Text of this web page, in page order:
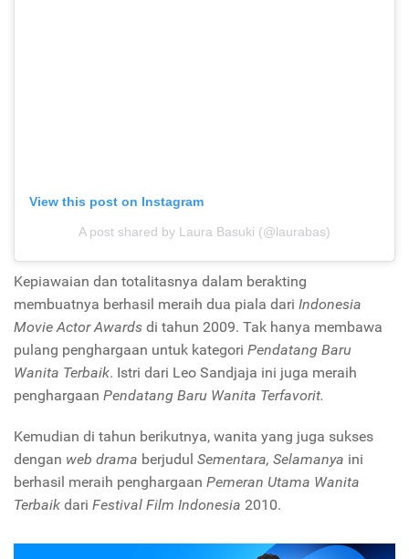
View this post on Instagram
A post shared by Laura Basuki (@laurabas)
Kepiawaian dan totalitasnya dalam berakting
membuatnya berhasil meraih dua piala dari Indonesia
Movie Actor Awards di tahun 2009. Tak hanya membawa
pulang penghargaan untuk kategori Pendatang Baru
Wanita Terbaik. Istri dari Leo Sandjaja ini juga meraih
penghargaan Pendatang Baru Wanita Terfavorit.
Kemudian di tahun berikutnya, wanita yang juga sukses
dengan web drama berjudul Sementara, Selamanya ini
berhasil meraih penghargaan Pemeran Utama Wanita
Terbaik dari Festival Film Indonesia 2010.